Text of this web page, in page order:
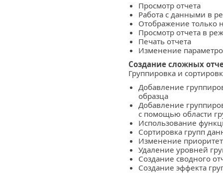
Просмотр отчета
Работа с данными в
Отображение только
Просмотр отчета в
Печать отчета
Изменение
Создание сложных
Группировка и
Добавление
образца
Добавление
с помощью области
Использование
Сортировка групп
Изменение
Удаление уровней
Создание сводного
Создание эффекта